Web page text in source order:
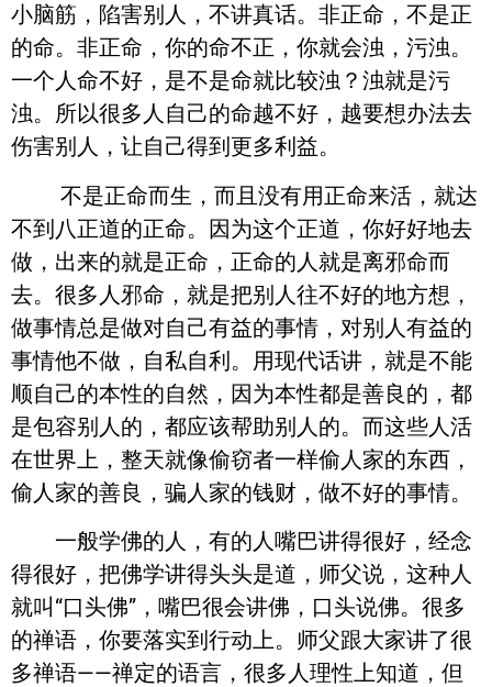
小脑筋，陷害别人，不讲真话。非正命，不是正
的命。非正命，你的命不正，你就会浊，污浊。
一个人命不好，是不是命就比较浊？浊就是污
浊。所以很多人自己的命越不好，越要想办法去
伤害别人，让自己得到更多利益。
不是正命而生，而且没有用正命来活，就达
不到八正道的正命。因为这个正道，你好好地去
做，出来的就是正命，正命的人就是离邪命而
去。很多人邪命，就是把别人往不好的地方想，
做事情总是做对自己有益的事情，对别人有益的
事情他不做，自私自利。用现代话讲，就是不能
顺自己的本性的自然，因为本性都是善良的，都
是包容别人的，都应该帮助别人的。而这些人活
在世界上，整天就像偷窃者一样偷人家的东西，
偷人家的善良，骗人家的钱财，做不好的事情。
一般学佛的人，有的人嘴巴讲得很好，经念
得很好，把佛学讲得头头是道，师父说，这种人
就叫“口头佛”，嘴巴很会讲佛，口头说佛。很多
的禅语，你要落实到行动上。师父跟大家讲了很
多禅语——禅定的语言，很多人理性上知道，但